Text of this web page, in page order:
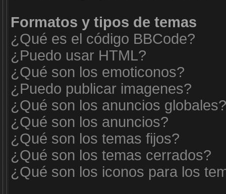
Formatos y tipos de temas
¿Qué es el código BBCode?
¿Puedo usar HTML?
¿Qué son los emoticonos?
¿Puedo publicar imagenes?
¿Qué son los anuncios globales?
¿Qué son los anuncios?
¿Qué son los temas fijos?
¿Qué son los temas cerrados?
¿Qué son los iconos para los